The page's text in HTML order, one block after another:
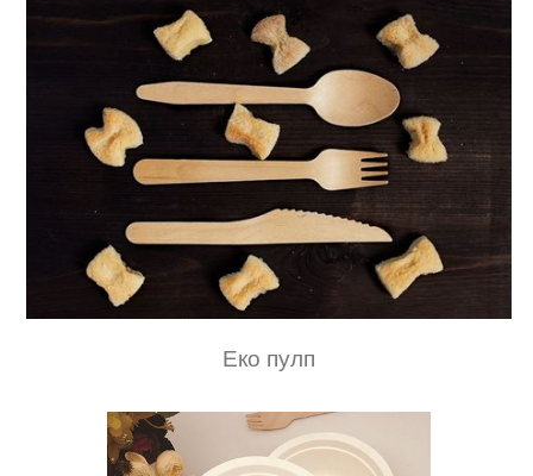
Еко пулп